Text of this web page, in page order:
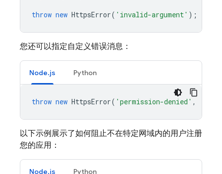
throw new HttpsError( 'invalid-argument' );
您还可以指定自定义错误消息：
Node.js Python
throw new HttpsError( 'permission-denied' ,
以下示例展示了如何阻止不在特定网域内的用户注册
您的应用：
Node.js Python